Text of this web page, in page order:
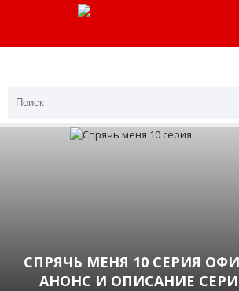
СПРЯЧЬ МЕНЯ 10 СЕРИЯ
АНОНС И ОПИСАНИЕ